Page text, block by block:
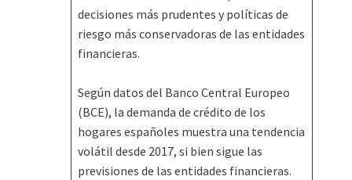
decisiones más prudentes y políticas de
riesgo más conservadoras de las entidades
financieras.
Según datos del Banco Central Europeo
(BCE), la demanda de crédito de los
hogares españoles muestra una tendencia
volátil desde 2017, si bien sigue las
previsiones de las entidades financieras.